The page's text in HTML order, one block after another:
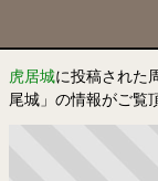
虎居城に投稿された
尾城」の情報がご覧